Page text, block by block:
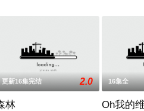
更新16集完结 2.0
林
16集全
Oh我的